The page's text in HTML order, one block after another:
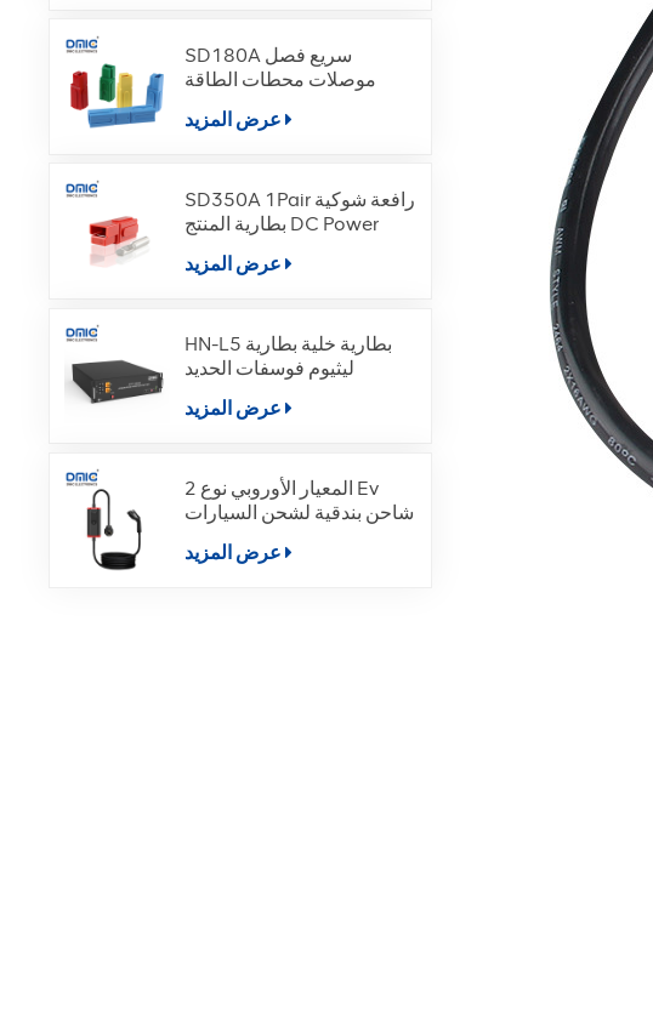
SD180A سريع فصل
موصلات محطات الطاقة
عرض المزيد
SD350A 1Pair رافعة شوكية
بطارية المنتج DC Power
عرض المزيد
HN-L5 بطارية خلية بطارية
ليثيوم فوسفات الحديد
عرض المزيد
المعيار الأوروبي نوع 2 Ev
شاحن بندقية لشحن السيارات
عرض المزيد